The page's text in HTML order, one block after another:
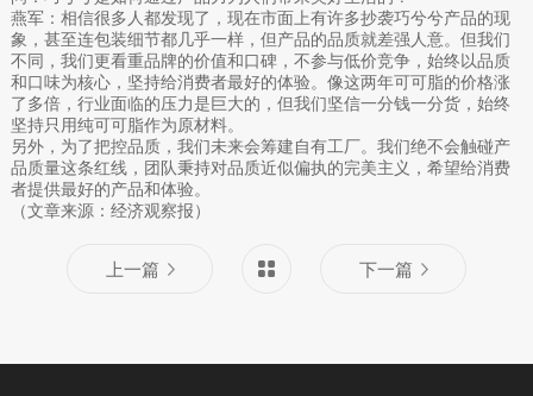
燕军：相信很多人都发现了，现在市面上有许多抄袭巧兮兮产品的现
象，甚至连包装细节都几乎一样，但产品的品质就差强人意。但我们
不同，我们更看重品牌的价值和口碑，不参与低价竞争，始终以品质
和口味为核心，坚持给消费者最好的体验。像这两年可可脂的价格涨
了多倍，行业面临的压力是巨大的，但我们坚信一分钱一分货，始终
坚持只用纯可可脂作为原材料。
另外，为了把控品质，我们未来会筹建自有工厂。我们绝不会触碰产
品质量这条红线，团队秉持对品质近似偏执的完美主义，希望给消费
者提供最好的产品和体验。
（文章来源：经济观察报）
上一篇 下一篇